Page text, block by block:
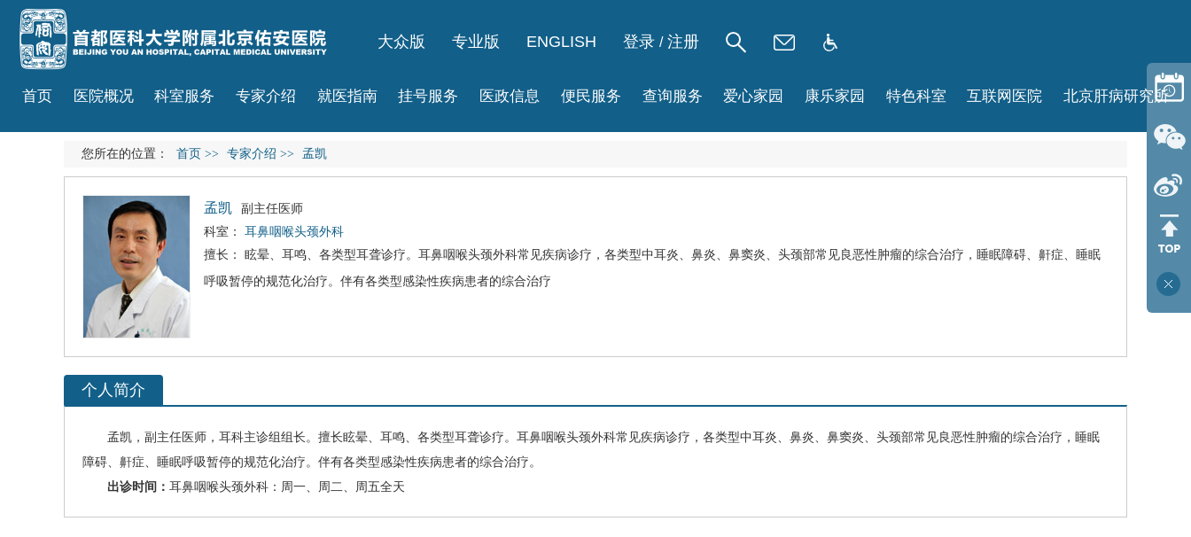
大众版 专业版 ENGLISH 登录 / 注册
首页 医院概况 科室服务 专家介绍 就医指南 挂号服务 医政信息 便民服务 查询服务 爱心家园 康乐家园 特色科室 互联网医院 北京肝病研究所
您所在的位置： 首页 >> 专家介绍 >> 孟凯
孟凯
副主任医师
科室： 耳鼻咽喉头颈外科
擅长： 眩晕、 耳鸣 、各类型耳聋诊疗。耳鼻咽喉头颈外科常见疾病诊疗，各类型中耳炎、鼻炎、 鼻窦炎 、头颈部常见良恶性肿瘤的综合治疗，睡眠障碍、鼾症、睡眠
呼吸暂停的规范化治疗。伴有各类型感染性疾病患者的综合治疗
个人简介
孟凯 ，副主任医师，耳科主诊组组长。擅长眩晕、 耳鸣 、各类型耳聋诊疗。耳鼻咽喉头颈外科常见疾病诊疗，各类型中耳炎、鼻炎、 鼻窦炎 、头颈部常见良恶性肿瘤的综合治疗，睡眠
障碍、鼾症、睡眠呼吸暂停的规范化治疗。伴有各类型感染性疾病患者的综合治疗。
出诊时间： 耳鼻咽喉头颈外科：周一、周二、周五全天